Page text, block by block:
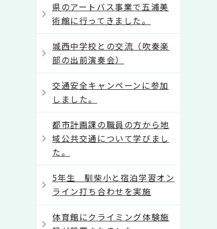
県のアートバス事業で五浦美
術館に行ってきました。
城西中学校との交流（吹奏楽
部の出前演奏会）
交通安全キャンペーンに参加
しました。
都市計画課の職員の方から地
域公共交通について学びまし
た。
5年生 馴柴小と宿泊学習オン
ライン打ち合わせを実施
体育館にクライミング体験施